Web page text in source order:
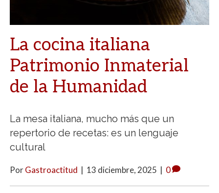
La cocina italiana
Patrimonio Inmaterial
de la Humanidad
La mesa italiana, mucho más que un
repertorio de recetas: es un lenguaje
cultural
PorGastroactitud | 13 diciembre, 2025 | 0